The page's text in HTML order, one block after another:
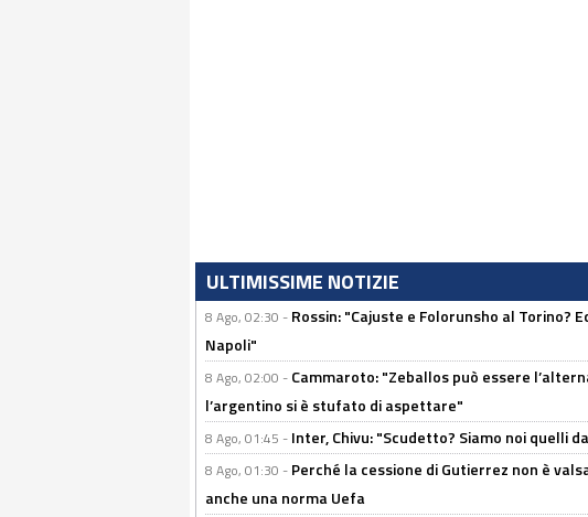
ULTIMISSIME NOTIZIE
8 Ago, 02:30 - Rossin: "Cajuste e Folorunsho al Torino?
Napoli"
8 Ago, 02:00 - Cammaroto: "Zeballos può essere
l’argentino si è stufato di aspettare"
8 Ago, 01:45 - Inter, Chivu: "Scudetto? Siamo noi quelli
8 Ago, 01:30 - Perché la cessione di Gutierrez non è
anche una norma Uefa